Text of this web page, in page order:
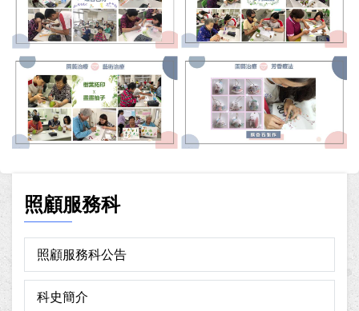
照顧服務科
照顧服務科公告
科史簡介